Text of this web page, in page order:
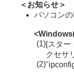
＜お知らせ＞
パソコン
(1) [スタ
クセサ
(2)